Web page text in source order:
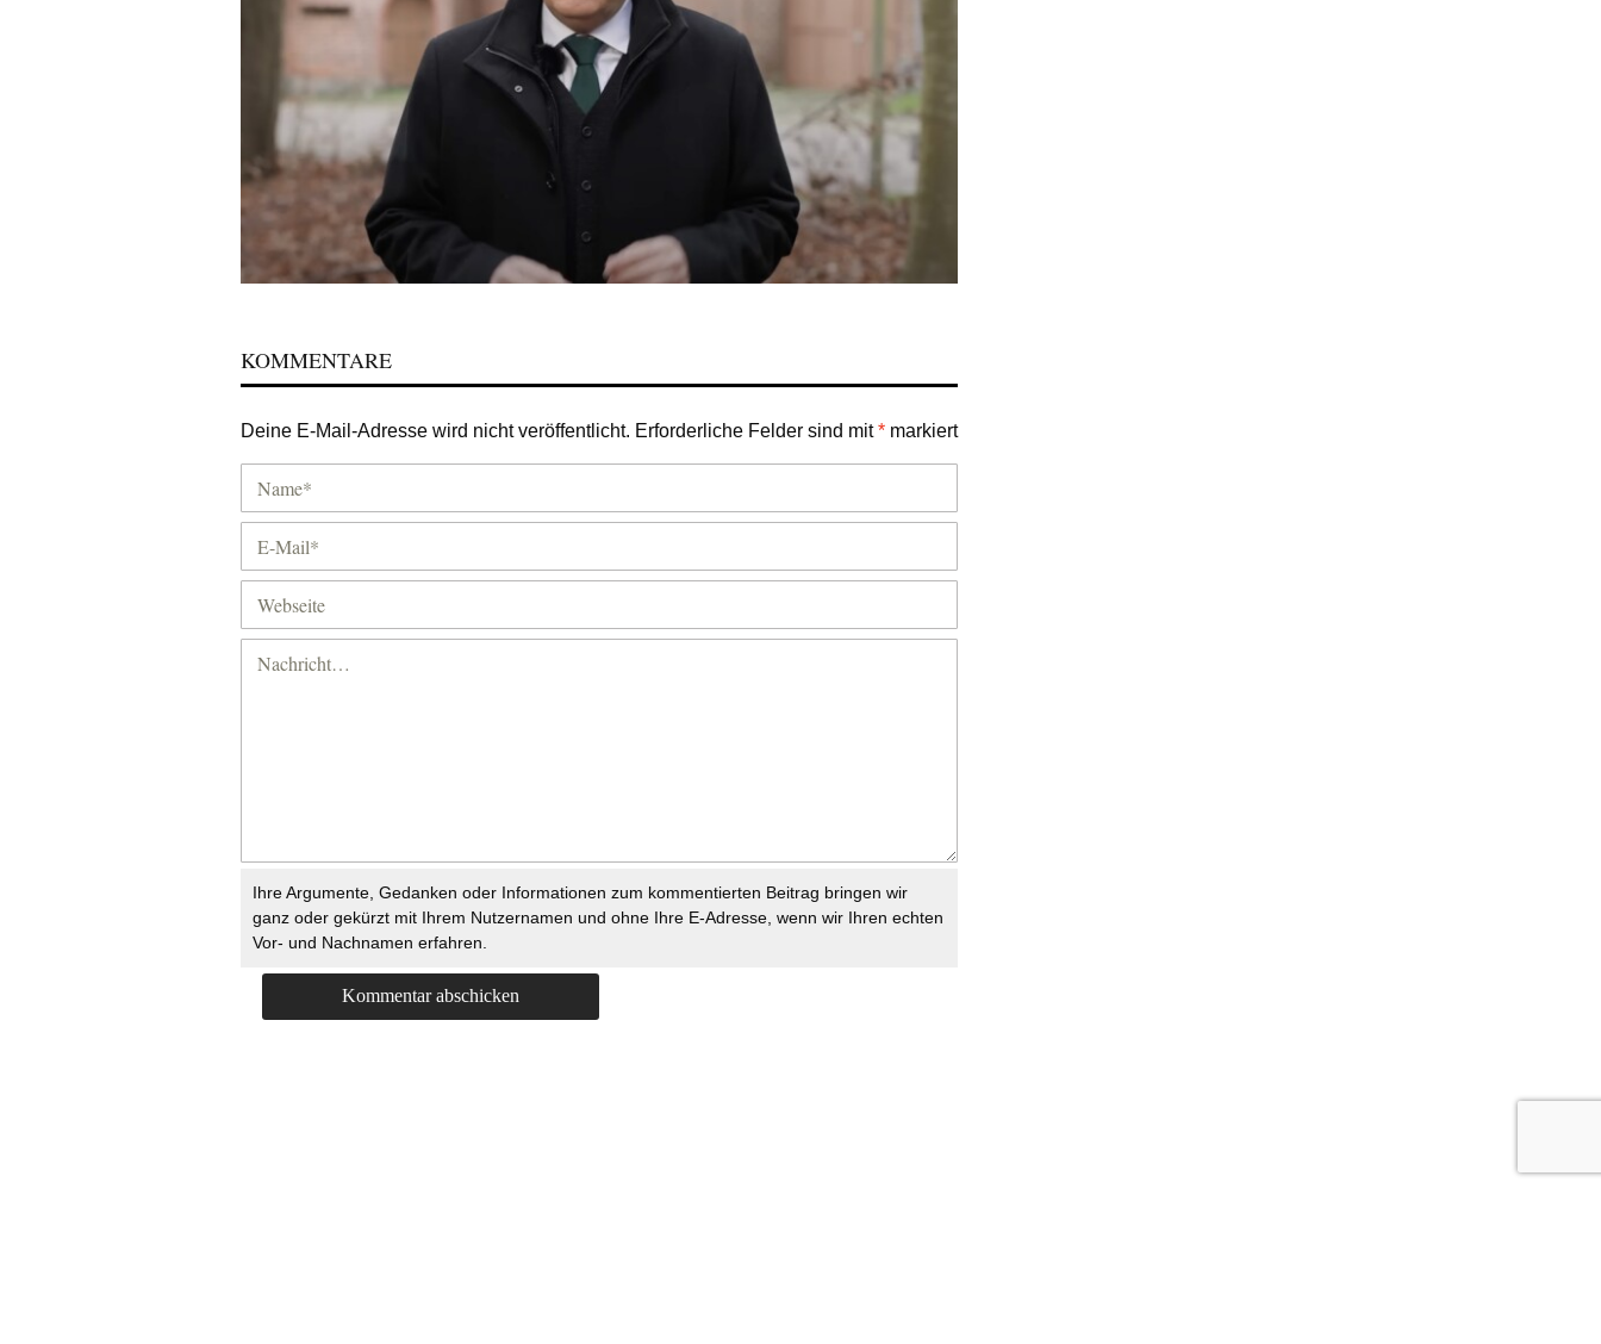
KOMMENTARE
Deine E-Mail-Adresse wird nicht veröffentlicht. Erforderliche Felder sind mit* markiert
Ihre Argumente, Gedanken oder Informationen zum kommentierten Beitrag bringen wir
ganz oder gekürzt mit Ihrem Nutzernamen und ohne Ihre E-Adresse, wenn wir Ihren echten
Vor- und Nachnamen erfahren.